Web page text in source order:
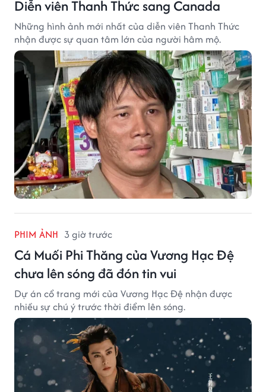
Diễn viên Thanh Thức sang Canada
Những hình ảnh mới nhất của diễn viên Thanh Thức
nhận được sự quan tâm lớn của người hâm mộ.
PHIM ẢNH 3 giờ trước
Cá Muối Phi Thăng của Vương Hạc Đệ
chưa lên sóng đã đón tin vui
Dự án cổ trang mới của Vương Hạc Đệ nhận được
nhiều sự chú ý trước thời điểm lên sóng.